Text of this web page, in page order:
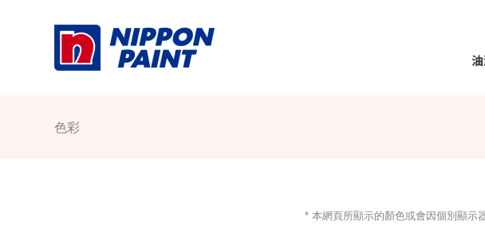
色彩
* 本網頁所顯示的顏色或會因個別顯示